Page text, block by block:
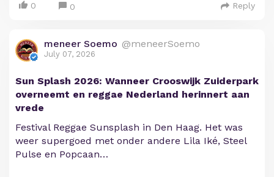
0 0 Reply
meneer Soemo @meneerSoemo
July 07, 2026
Sun Splash 2026: Wanneer Crooswijk Zuiderpark
overneemt en reggae Nederland herinnert aan
vrede
Festival Reggae Sunsplash in Den Haag. Het was
weer supergoed met onder andere Lila Iké, Steel
Pulse en Popcaan…